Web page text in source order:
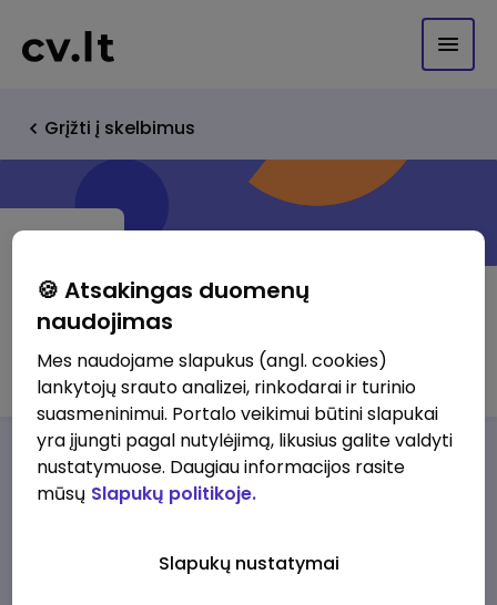
Grįžti į skelbimus
UAB "SPINDULIO SPAUSTUVE"
Darbo pasiūlymaiApie musPrivalumai
darbo pasiūlymų
🍪 Atsakingas duomenų
naudojimas
Mes naudojame slapukus (angl. cookies)
lankytojų srauto analizei, rinkodarai ir turinio
suasmeninimui. Portalo veikimui būtini slapukai
yra įjungti pagal nutylėjimą, likusius galite valdyti
nustatymuose. Daugiau informacijos rasite
mūsų Slapukų politikoje.
Slapukų nustatymai